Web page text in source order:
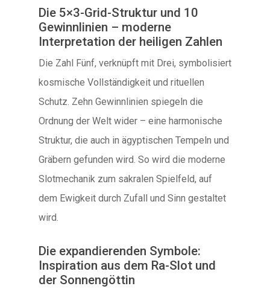
Die 5×3-Grid-Struktur und 10
Gewinnlinien – moderne
Interpretation der heiligen Zahlen
Die Zahl Fünf, verknüpft mit Drei, symbolisiert
kosmische Vollständigkeit und rituellen
Schutz. Zehn Gewinnlinien spiegeln die
Ordnung der Welt wider – eine harmonische
Struktur, die auch in ägyptischen Tempeln und
Gräbern gefunden wird. So wird die moderne
Slotmechanik zum sakralen Spielfeld, auf
dem Ewigkeit durch Zufall und Sinn gestaltet
wird.
Die expandierenden Symbole:
Inspiration aus dem Ra-Slot und
der Sonnengöttin